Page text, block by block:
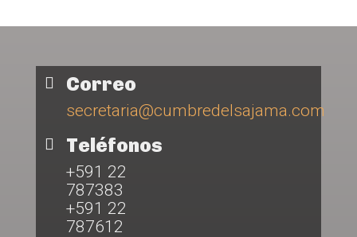
 Correo
secretaria@cumbredelsajama.com
 Teléfonos
+591 22
787383
+591 22
787612